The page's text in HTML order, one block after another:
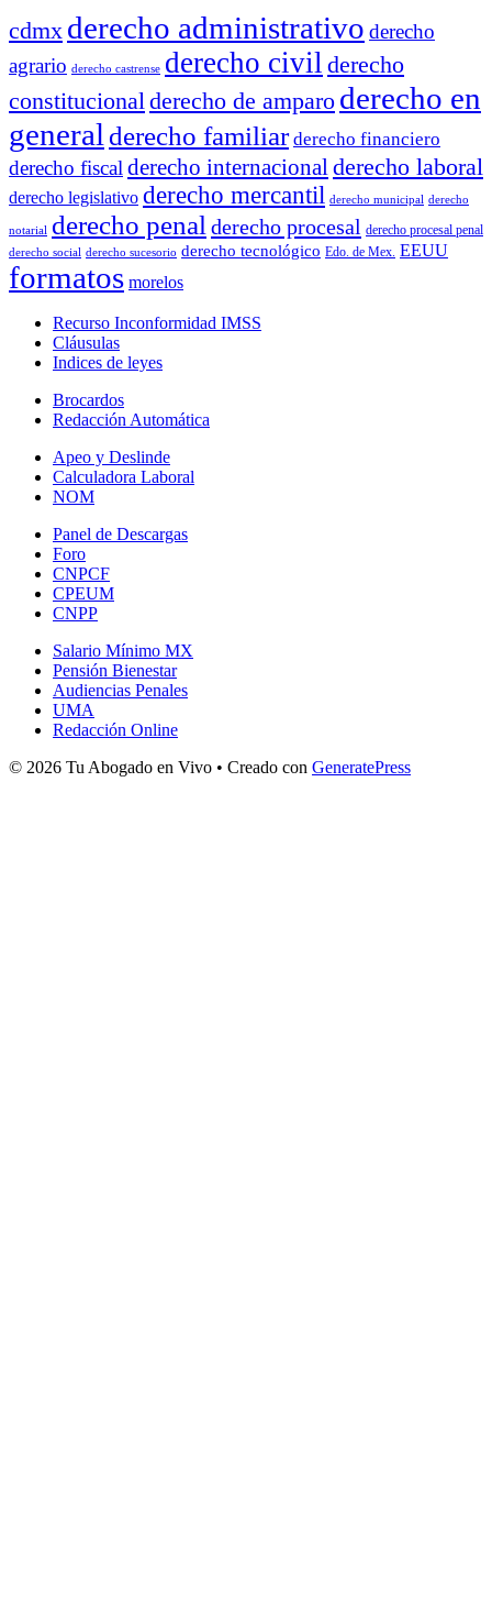
cdmx derecho administrativo derecho
agrario derecho castrense derecho civil derecho
constitucionalderecho de amparo derecho en
general derecho familiar derecho financiero
derecho fiscal derecho internacionalderecho laboral
derecho legislativo derecho mercantil derecho municipal derecho
notarial derecho penal derecho procesal derecho procesal penal
derecho social derecho sucesorio derecho tecnológico Edo. de Mex. EEUU
formatos morelos
Recurso Inconformidad IMSS
Cláusulas
Indices de leyes
Brocardos
Redacción Automática
Apeo y Deslinde
Calculadora Laboral
NOM
Panel de Descargas
Foro
CNPCF
CPEUM
CNPP
Salario Mínimo MX
Pensión Bienestar
Audiencias Penales
UMA
Redacción Online
© 2026 Tu Abogado en Vivo • Creado con GeneratePress